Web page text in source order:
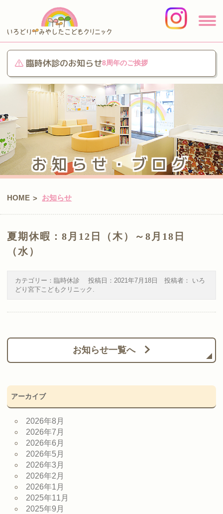
臨時休診のお知らせ8周年のご挨拶
お知らせ・ブログ
HOME > お知らせ
夏期休暇：8月12日（木）～8月18日
（水）
カテゴリー： 臨時休診 投稿日： 2021年7月18日 投稿者： いろ
どり宮下こどもクリニック
お知らせ一覧へ
アーカイブ
2026年8月
2026年7月
2026年6月
2026年5月
2026年3月
2026年2月
2026年1月
2025年11月
2025年9月